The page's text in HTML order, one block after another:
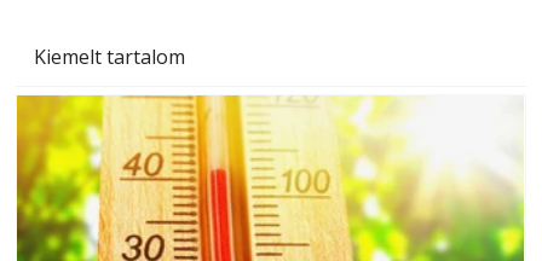
Kiemelt tartalom